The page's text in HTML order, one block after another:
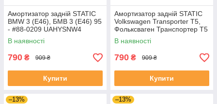
Амортизатор задній STATIC
BMW 3 (E46), БМВ 3 (Е46) 95
- #88-0209 UAHYSNW4
В наявності
790 ₴ 909 ₴
Купити
Амортизатор задній STATIC
Volkswagen Transporter T5,
Фольксваген Транспортер Т5
#88-0136 UATPKMA4
В наявності
790 ₴ 909 ₴
Купити
–13% –13%